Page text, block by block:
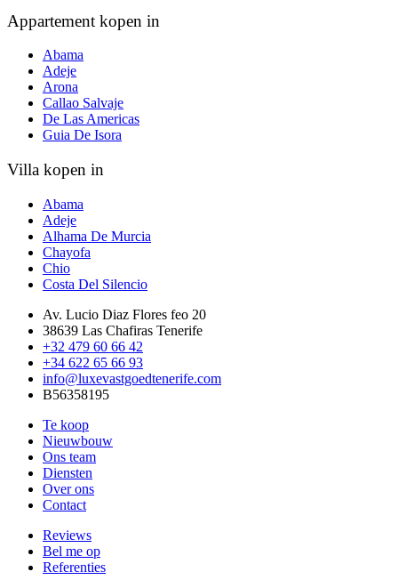
Appartement kopen in
Abama
Adeje
Arona
Callao Salvaje
De Las Americas
Guia De Isora
Villa kopen in
Abama
Adeje
Alhama De Murcia
Chayofa
Chio
Costa Del Silencio
Av. Lucio Diaz Flores feo 20
38639 Las Chafiras Tenerife
+32 479 60 66 42
+34 622 65 66 93
info@luxevastgoedtenerife.com
B56358195
Te koop
Nieuwbouw
Ons team
Diensten
Over ons
Contact
Reviews
Bel me op
Referenties